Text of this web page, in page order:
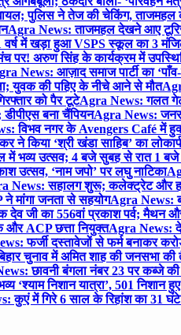
पुलिस ने तेज की चेकिंग, ताजमहल
Agra News: ताजमहल देखने आए
में खड़ा हुआ VSPS स्कूल का 3
पर! अरुण सिंह के कार्यक्रम में
News: आज़ाद समाज पार्टी का
युवक की पहिए के नीचे आने से मौत
को पैर टूटेAgra News: गलत
बना चैंपियनAgra News:
विभव नगर के Avengers Café में
ने किया ‘श्री खंडा साहिब’ का
भव्य उत्सव; 4 बजे सुबह से रात 1
उत्सव, ‘नाम जपो’ पर लघु नाटिका
News: सहालग शुरू; कलेक्ट्रेट और
मांगा जनता से सहयोगAgra News:
जी का 556वां प्रकाश पर्व; मैथन और
और ACP छत्ता नियुक्तAgra News:
फर्जी दस्तावेजों से फर्म बनाकर
चुनाव में अमित शाह की जनसभा की
छावनी बंगला नंबर 23 पर कब्जे
निशान यात्रा’, 501 निशान
कुएं में गिरे 6 साल के रिहांश का 31 घंटे